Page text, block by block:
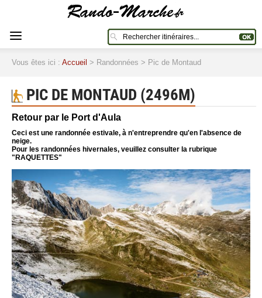
Vous êtes ici : Accueil > Randonnées > Pic de Montaud
PIC DE MONTAUD (2496M)
Retour par le Port d'Aula
Ceci est une randonnée estivale, à n'entreprendre qu'en l'absence de
neige.
Pour les randonnées hivernales, veuillez consulter la rubrique
"RAQUETTES"